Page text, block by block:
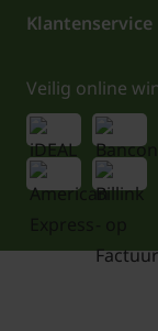
Klantenservice
Veilig online